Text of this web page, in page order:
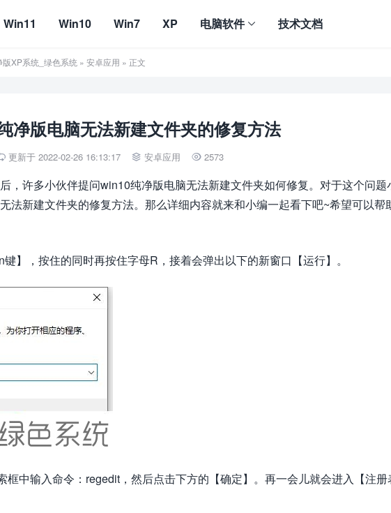
Win11 Win10 Win7 XP 电脑软件 技术文档
XP系统_绿色系统 » 安卓应用 » 正文
净版电脑无法新建文件夹的修复方法
更新于 2022-02-26 16:13:17  安卓应用  2573
，许多小伙伴提问win10纯净版电脑无法新建文件夹如何修复。对于这个问题
法新建文件夹的修复方法。那么详细内容就来和小编一起看下吧~希望可以帮
】，按住的同时再按住字母R，接着会弹出以下的新窗口【运行】。
中输入命令：regedit，然后点击下方的【确定】。再一会儿就会进入【注册